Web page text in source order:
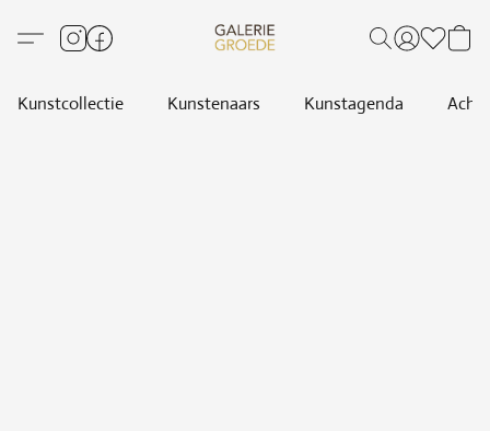
Kunstcollectie Kunstenaars Kunstagenda